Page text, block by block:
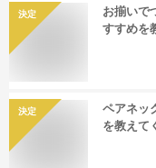
決定
お揃いで
すすめを
決定
ペアネッ
を教えて